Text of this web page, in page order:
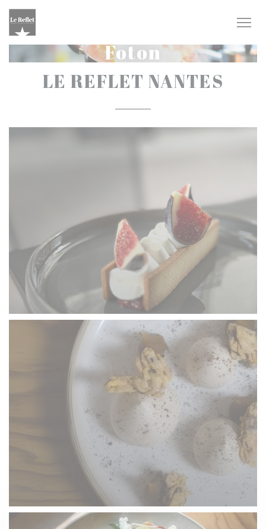
Cookie- hanteringspanel
Foton
LE REFLET NANTES